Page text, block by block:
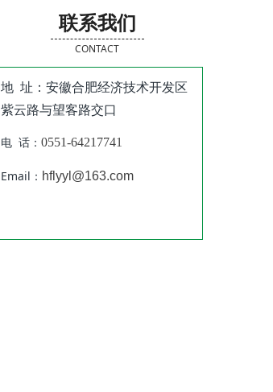
联系我们
CONTACT
地 址：安徽合肥经济技术开发区
紫云路与望客路交口
电 话： 0551-64217741
Email： hflyyl@163.com